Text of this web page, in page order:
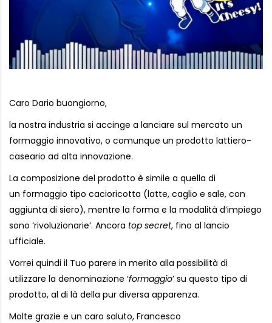
Caro Dario buongiorno,
la nostra industria si accinge a lanciare sul mercato un
formaggio innovativo, o comunque un prodotto lattiero-
caseario ad alta innovazione.
La composizione del prodotto è simile a quella di
un formaggio tipo cacioricotta (latte, caglio e sale, con
aggiunta di siero), mentre la forma e la modalità d’impiego
sono ‘rivoluzionarie’. Ancora top secret, fino al lancio
ufficiale.
Vorrei quindi il Tuo parere in merito alla possibilità di
utilizzare la denominazione ‘formaggio’ su questo tipo di
prodotto, al di là della pur diversa apparenza.
Molte grazie e un caro saluto, Francesco